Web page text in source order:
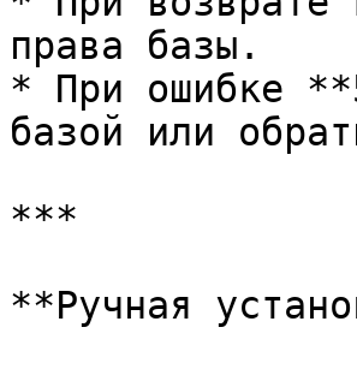
права базы.
* При ошибке
базой или
***
**Ручная